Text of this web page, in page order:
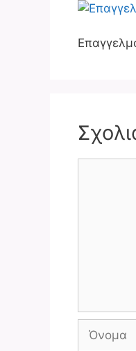
Όνομα